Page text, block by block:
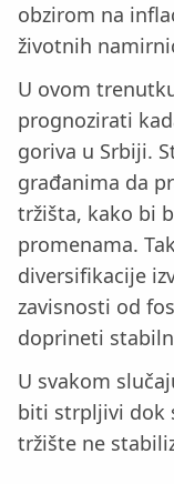
obzirom na
životnih
U ovom
prognozirati
goriva u Srbiji.
građanima da
tržišta, kako bi
promenama.
diversifikacije
zavisnosti od
doprineti
U svakom
biti strpljivi dok
tržište ne